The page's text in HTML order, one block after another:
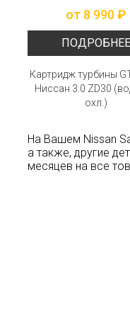
от 8 990 ₽
ПОДРОБНЕЕ
Картридж турбины
Ниссан 3.0 ZD30
охл.)
На Вашем Nissan
а также, другие
месяцев на все